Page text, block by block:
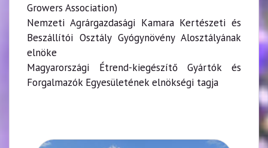
Growers Association)
Nemzeti Agrárgazdasági Kamara Kertészeti és
Beszállítói Osztály Gyógynövény Alosztályának
elnöke
Magyarországi Étrend-kiegészítő Gyártók és
Forgalmazók Egyesületének elnökségi tagja